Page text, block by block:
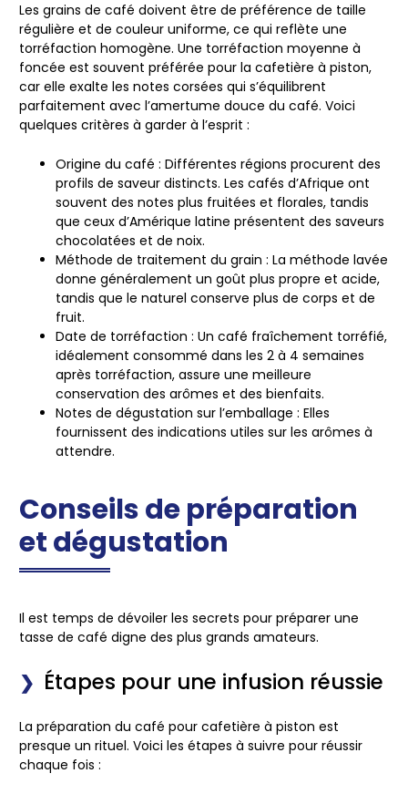
Les grains de café doivent être de préférence de taille
régulière et de couleur uniforme, ce qui reflète une
torréfaction homogène. Une torréfaction moyenne à
foncée est souvent préférée pour la cafetière à piston,
car elle exalte les notes corsées qui s’équilibrent
parfaitement avec l’amertume douce du café. Voici
quelques critères à garder à l’esprit :
Origine du café : Différentes régions procurent des
profils de saveur distincts. Les cafés d’Afrique ont
souvent des notes plus fruitées et florales, tandis
que ceux d’Amérique latine présentent des saveurs
chocolatées et de noix.
Méthode de traitement du grain : La méthode lavée
donne généralement un goût plus propre et acide,
tandis que le naturel conserve plus de corps et de
fruit.
Date de torréfaction : Un café fraîchement torréfié,
idéalement consommé dans les 2 à 4 semaines
après torréfaction, assure une meilleure
conservation des arômes et des bienfaits.
Notes de dégustation sur l’emballage : Elles
fournissent des indications utiles sur les arômes à
attendre.
Conseils de préparation
et dégustation
Il est temps de dévoiler les secrets pour préparer une
tasse de café digne des plus grands amateurs.
Étapes pour une infusion réussie
La préparation du café pour cafetière à piston est
presque un rituel. Voici les étapes à suivre pour réussir
chaque fois :